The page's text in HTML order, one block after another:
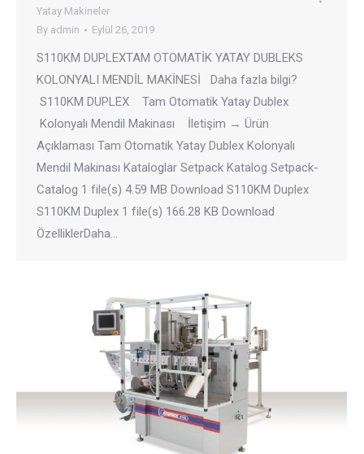
Yatay Makineler
By admin Eylül 26, 2019
S110KM DUPLEXTAM OTOMATİK YATAY DUBLEKS
KOLONYALI MENDİL MAKİNESİ Daha fazla bilgi?
S110KM DUPLEX Tam Otomatik Yatay Dublex
Kolonyalı Mendil Makinası İletişim → Ürün
Açıklaması Tam Otomatik Yatay Dublex Kolonyalı
Mendil Makinası Kataloglar Setpack Katalog Setpack-
Catalog 1 file(s) 4.59 MB Download S110KM Duplex
S110KM Duplex 1 file(s) 166.28 KB Download
ÖzelliklerDaha…